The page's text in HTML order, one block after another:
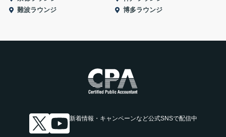
難波ラウンジ
博多ラウンジ
新着情報・キャンペーンなど公式SNSで配信中